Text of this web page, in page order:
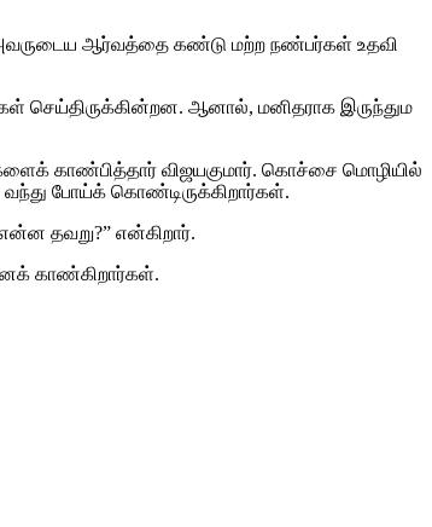
ஆர்வத்தை கண்டு மற்ற நண்பர்கள் உதவி
செய்திருக்கின்றன. ஆனால், மனிதராக இருந்தும
காண்பித்தார் விஜயகுமார். கொச்சை மொழியில்
வந்து போய்க் கொண்டிருக்கிறார்கள்.
தவறு?” என்கிறார்.
காண்கிறார்கள்.